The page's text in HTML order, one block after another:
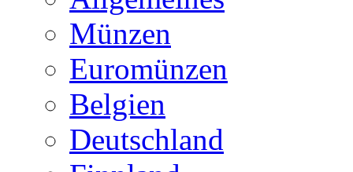
Münzen
Euromünzen
Belgien
Deutschland